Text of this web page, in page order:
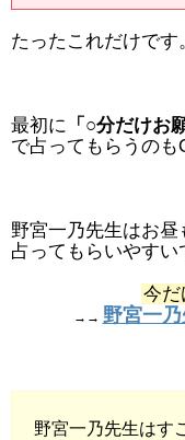
たったこれだけです
最初に 「○分だけお
で占ってもらうのも
野宮一乃先生はお
占ってもらいやすい
今だ
→→ 野宮一
野宮一乃先生はす